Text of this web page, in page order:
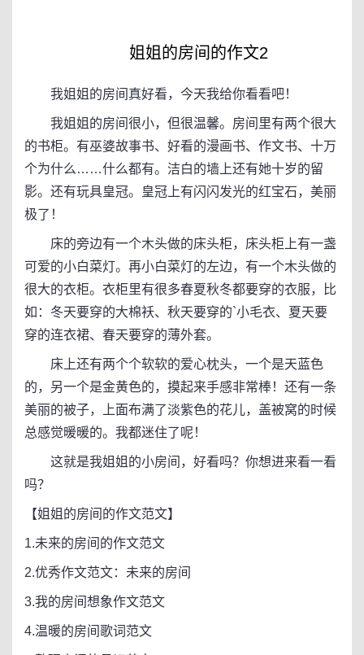
姐姐的房间的作文2
我姐姐的房间真好看，今天我给你看看吧！
我姐姐的房间很小，但很温馨。房间里有两个很大
的书柜。有巫婆故事书、好看的漫画书、作文书、十万
个为什么……什么都有。洁白的墙上还有她十岁的留
影。还有玩具皇冠。皇冠上有闪闪发光的红宝石，美丽
极了！
床的旁边有一个木头做的床头柜，床头柜上有一盏
可爱的小白菜灯。再小白菜灯的左边，有一个木头做的
很大的衣柜。衣柜里有很多春夏秋冬都要穿的衣服，比
如：冬天要穿的大棉袄、秋天要穿的`小毛衣、夏天要
穿的连衣裙、春天要穿的薄外套。
床上还有两个个软软的爱心枕头，一个是天蓝色
的，另一个是金黄色的，摸起来手感非常棒！还有一条
美丽的被子，上面布满了淡紫色的花儿，盖被窝的时候
总感觉暖暖的。我都迷住了呢！
这就是我姐姐的小房间，好看吗？你想进来看一看
吗？
【姐姐的房间的作文范文】
1.未来的房间的作文范文
2.优秀作文范文：未来的房间
3.我的房间想象作文范文
4.温暖的房间歌词范文